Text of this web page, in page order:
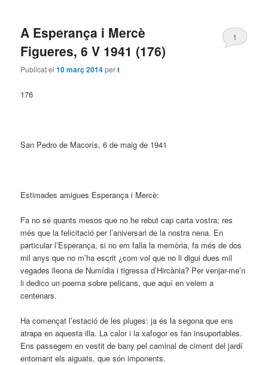
A Esperança i Mercè
Figueres, 6 V 1941 (176)
Publicat el10 març 2014pert
1
176
San Pedro de Macorís, 6 de maig de 1941
Estimades amigues Esperança i Mercè:
Fa no sé quants mesos que no he rebut cap carta vostra; res
més que la felicitació per l’aniversari de la nostra nena. En
particular l’Esperança, si no em falla la memòria, fa més de dos
mil anys que no m’ha escrit ¿com vol que no li digui dues mil
vegades lleona de Numídia i tigressa d’Hircània? Per venjar-me’n
li dedico un poema sobre pelicans, que aquí en veiem a
centenars.
Ha començat l’estació de les pluges; ja és la segona que ens
atrapa en aquesta illa. La calor i la xafogor es fan insuportables.
Ens passegem en vestit de bany pel caminal de ciment del jardí
entomant els aiguats, que són imponents.